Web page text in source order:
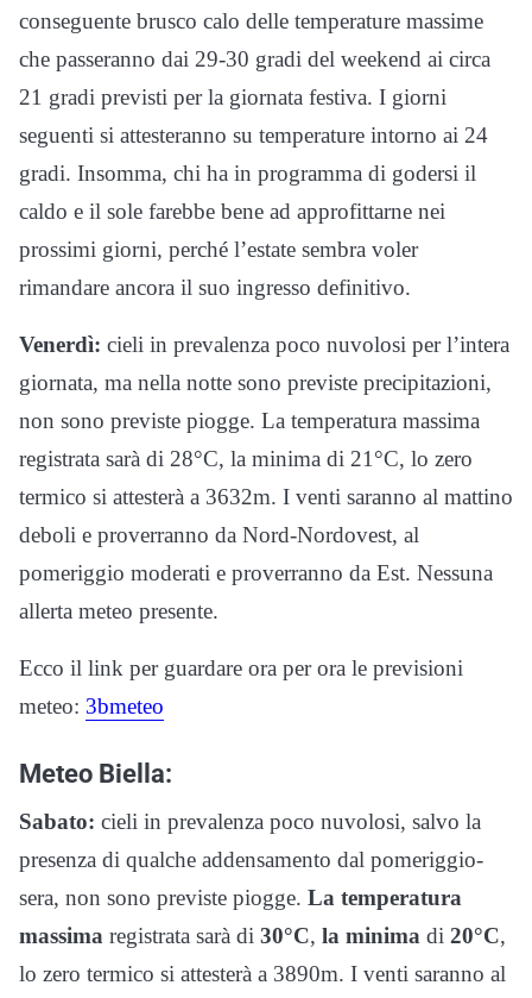
conseguente brusco calo delle temperature massime
che passeranno dai 29-30 gradi del weekend ai circa
21 gradi previsti per la giornata festiva. I giorni
seguenti si attesteranno su temperature intorno ai 24
gradi. Insomma, chi ha in programma di godersi il
caldo e il sole farebbe bene ad approfittarne nei
prossimi giorni, perché l’estate sembra voler
rimandare ancora il suo ingresso definitivo.
Venerdì: cieli in prevalenza poco nuvolosi per l’intera
giornata, ma nella notte sono previste precipitazioni,
non sono previste piogge. La temperatura massima
registrata sarà di 28°C, la minima di 21°C, lo zero
termico si attesterà a 3632m. I venti saranno al mattino
deboli e proverranno da Nord-Nordovest, al
pomeriggio moderati e proverranno da Est. Nessuna
allerta meteo presente.
Ecco il link per guardare ora per ora le previsioni
meteo: 3bmeteo
Meteo Biella:
Sabato: cieli in prevalenza poco nuvolosi, salvo la
presenza di qualche addensamento dal pomeriggio-
sera, non sono previste piogge. La temperatura
massima registrata sarà di 30°C, la minima di 20°C,
lo zero termico si attesterà a 3890m. I venti saranno al